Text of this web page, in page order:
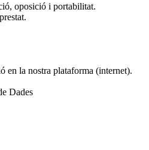
oposició i portabilitat.
en la nostra plataforma (internet).
Dades